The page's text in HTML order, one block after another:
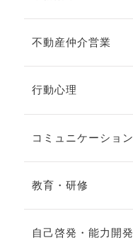
不動産仲介営業
行動心理
コミュニケーション
教育・研修
自己啓発・能力開発